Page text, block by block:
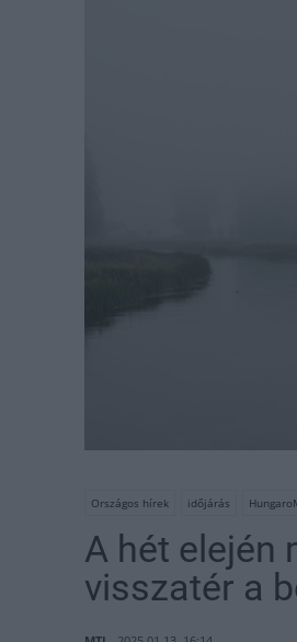
Országos hírek időjárás
A hét elején
visszatér a